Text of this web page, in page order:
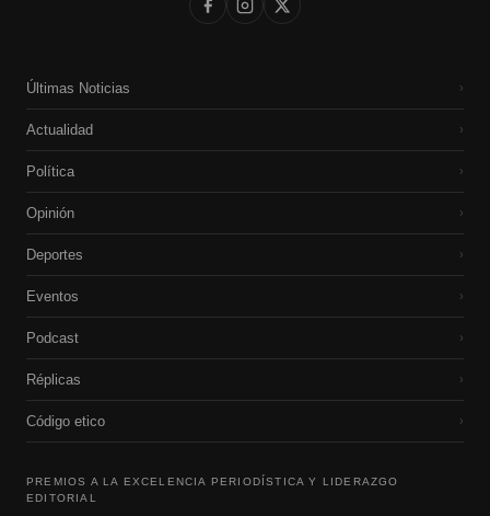
Últimas Noticias ›
Actualidad ›
Política ›
Opinión ›
Deportes ›
Eventos ›
Podcast ›
Réplicas ›
Código etico ›
PREMIOS A LA EXCELENCIA PERIODÍSTICA Y LIDERAZGO
EDITORIAL